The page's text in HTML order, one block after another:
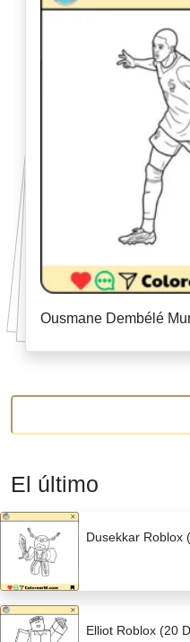
Ousmane Dembélé
El último
Dusekkar Roblox
Elliot Roblox (20